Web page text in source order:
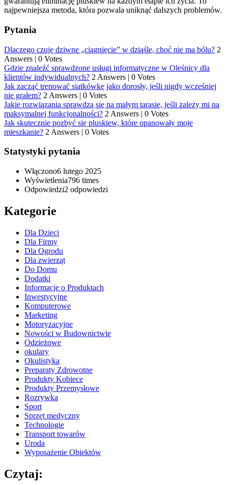
najpewniejsza metoda, która pozwala uniknąć dalszych problemów.
Pytania
Dlaczego czuję dziwne „ciągnięcie” w dziąśle, choć nie ma bólu? 2
Answers | 0 Votes
Gdzie znaleźć sprawdzone usługi informatyczne w Oleśnicy dla
klientów indywidualnych? 2 Answers | 0 Votes
Jak zacząć trenować siatkówkę jako dorosły, jeśli nigdy wcześniej
nie grałem? 2 Answers | 0 Votes
Jakie rozwiązania sprawdzą się na małym tarasie, jeśli zależy mi na
maksymalnej funkcjonalności? 2 Answers | 0 Votes
Jak skutecznie pozbyć się pluskiew, które opanowały moje
mieszkanie? 2 Answers | 0 Votes
Statystyki pytania
Włączono6 lutego 2025
Wyświetlenia796 times
Odpowiedzi2 odpowiedzi
Kategorie
Dla Dzieci
Dla Firmy
Dla Ogrodu
Dla zwierząt
Do Domu
Dodatki
Informacje o Produktach
Inwestycyjne
Komputerowe
Marketing
Motoryzacyjne
Nowości w Budownictwie
Odzieżowe
okulary
Okulistyka
Preparaty Zdrowotne
Produkty Kobiece
Produkty Przemysłowe
Rozrywka
Sport
Sprzęt medyczny
Technologie
Transport towarów
Uroda
Wyposażenie Obiektów
Czytaj: